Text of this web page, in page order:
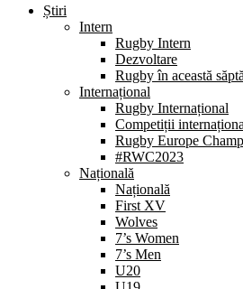
Știri
Intern
Rugby Intern
Dezvoltare
Rugby în această
Internațional
Rugby Internațional
Competiții
Rugby Europe
#RWC2023
Națională
Națională
First XV
Wolves
7’s Women
7’s Men
U20